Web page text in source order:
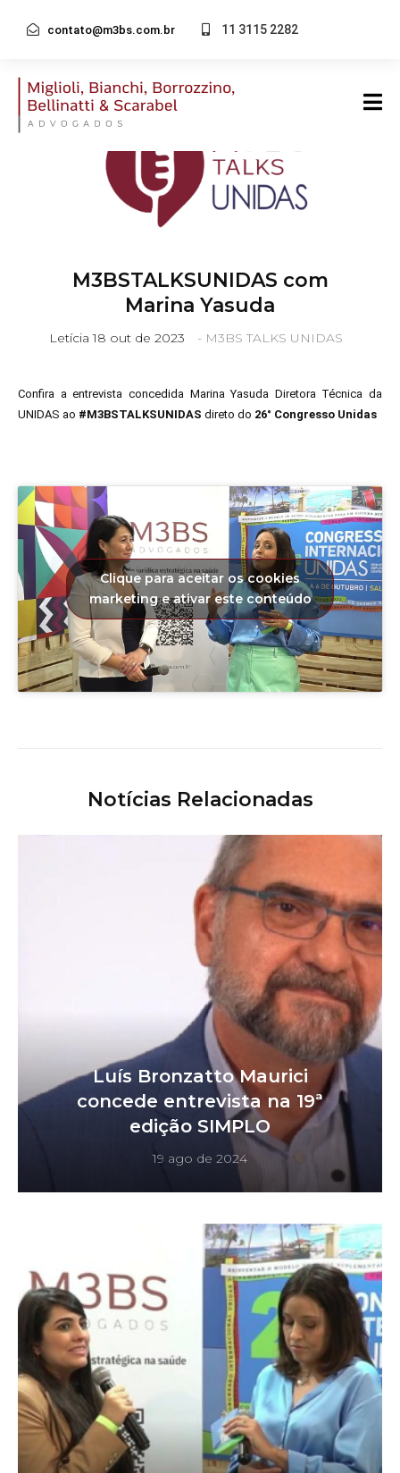
contato@m3bs.com.br 11 3115 2282
M3BSTALKSUNIDAS com
Marina Yasuda
Letícia 18 out de 2023 - M3BS TALKS UNIDAS
Confira a entrevista concedida Marina Yasuda Diretora Técnica da
UNIDAS ao #M3BSTALKSUNIDAS direto do 26° Congresso Unidas
Clique para aceitar os cookies
marketing e ativar este conteúdo
Notícias Relacionadas
Luís Bronzatto Maurici
concede entrevista na 19ª
edição SIMPLO
19 ago de 2024